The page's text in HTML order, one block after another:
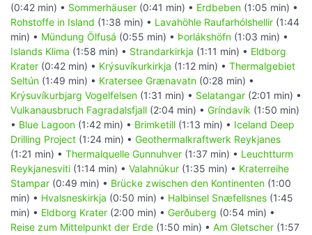
(0:42 min) • Sommerhäuser (0:41 min) • Erdbeben (1:05 min) •
Rohstoffe in Island (1:38 min) • Lavahöhle Raufarhólshellir (1:44
min) • Mündung Ölfusá (0:55 min) • Þorlákshöfn (1:03 min) •
Islands Klima (1:58 min) • Strandarkirkja (1:11 min) • Eldborg
Krater (0:42 min) • Krýsuvíkurkirkja (1:12 min) • Thermalgebiet
Seltún (1:49 min) • Kratersee Grænavatn (0:28 min) •
Krýsuvíkurbjarg Vogelfelsen (1:31 min) • Selatangar (2:01 min) •
Vulkanausbruch Fagradalsfjall (2:04 min) • Gríndavík (1:50 min)
• Blue Lagoon (1:42 min) • Brimketill (1:13 min) • Iceland Deep
Drilling Project (1:24 min) • Geothermalkraftwerk Reykjanes
(1:21 min) • Thermalquelle Gunnuhver (1:37 min) • Leuchtturm
Reykjanesviti (1:14 min) • Valahnúkur (1:35 min) • Kraterreihe
Stampar (0:49 min) • Brücke zwischen den Kontinenten (1:00
min) • Hvalsneskirkja (0:50 min) • Halbinsel Snæfellsnes (1:45
min) • Eldborg Krater (2:00 min) • Gerðuberg (0:54 min) •
Reise zum Mittelpunkt der Erde (1:50 min) • Am Gletscher (1:57